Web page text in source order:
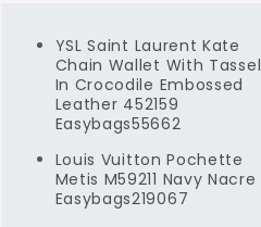
YSL Saint Laurent Kate
Chain Wallet With Tassel
In Crocodile Embossed
Leather 452159
Easybags55662
Louis Vuitton Pochette
Metis M59211 Navy Nacre
Easybags219067